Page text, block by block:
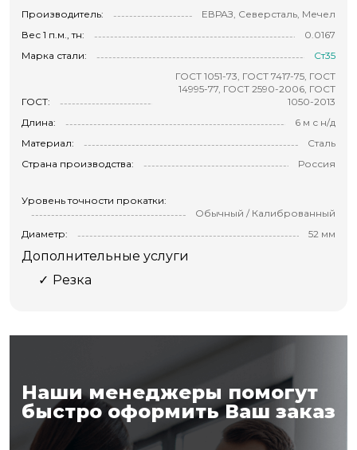
Производитель:
ЕВРАЗ, Северсталь, Мечел
Вес 1 п.м., тн:
0.0167
Марка стали:
Ст35
ГОСТ:
ГОСТ 1051-73, ГОСТ 7417-75, ГОСТ
14995-77, ГОСТ 2590-2006, ГОСТ
1050-2013
Длина:
6 м с н/д
Материал:
Сталь
Страна производства:
Россия
Уровень точности прокатки:
Обычный / Калиброванный
Диаметр:
52 мм
Дополнительные услуги
Резка
Наши менеджеры помогут
быстро оформить Ваш заказ